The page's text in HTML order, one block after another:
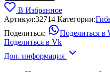
В Избранное
Артикул:32714 Категории:
Поделиться:
Поделиться в
Поделиться в Vk
Доп. информация